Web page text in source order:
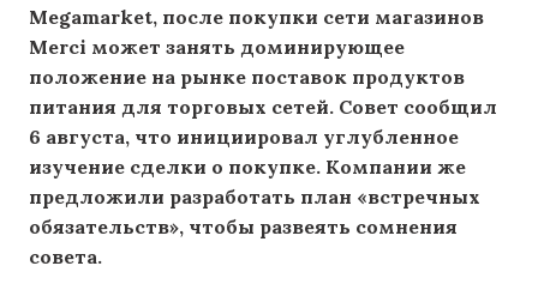
Megamarket, после покупки сети магазинов
Merci может занять доминирующее
положение на рынке поставок продуктов
питания для торговых сетей. Совет сообщил
6 августа, что инициировал углубленное
изучение сделки о покупке. Компании же
предложили разработать план «встречных
обязательств», чтобы развеять сомнения
совета.